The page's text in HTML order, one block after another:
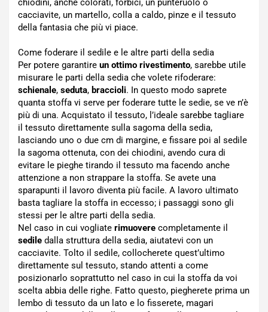
chiodini, anche colorati, forbici, un punteruolo o
cacciavite, un martello, colla a caldo, pinze e il tessuto
della fantasia che più vi piace.
Come foderare il sedile e le altre parti della sedia
Per potere garantire un ottimo rivestimento, sarebbe utile
misurare le parti della sedia che volete rifoderare:
schienale, seduta, braccioli. In questo modo saprete
quanta stoffa vi serve per foderare tutte le sedie, se ve n’è
più di una. Acquistato il tessuto, l’ideale sarebbe tagliare
il tessuto direttamente sulla sagoma della sedia,
lasciando uno o due cm di margine, e fissare poi al sedile
la sagoma ottenuta, con dei chiodini, avendo cura di
evitare le pieghe tirando il tessuto ma facendo anche
attenzione a non strappare la stoffa. Se avete una
sparapunti il lavoro diventa più facile. A lavoro ultimato
basta tagliare la stoffa in eccesso; i passaggi sono gli
stessi per le altre parti della sedia.
Nel caso in cui vogliate rimuovere completamente il
sedile dalla struttura della sedia, aiutatevi con un
cacciavite. Tolto il sedile, collocherete quest’ultimo
direttamente sul tessuto, stando attenti a come
posizionarlo soprattutto nel caso in cui la stoffa da voi
scelta abbia delle righe. Fatto questo, piegherete prima un
lembo di tessuto da un lato e lo fisserete, magari